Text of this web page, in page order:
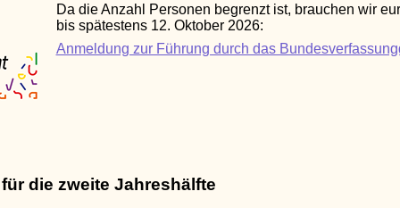
Da die Anzahl Personen begrenzt ist, brauchen wir
bis spätestens 12. Oktober 2026:
Anmeldung zur Führung durch das
die zweite Jahreshälfte